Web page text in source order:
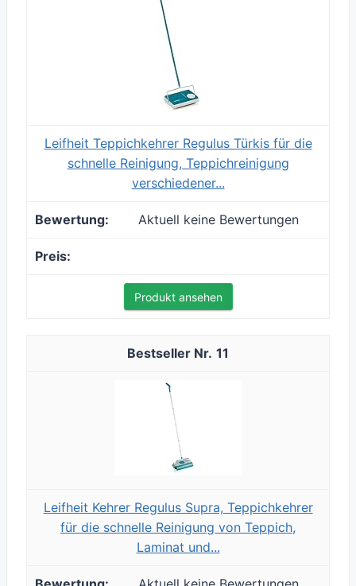
Leifheit Teppichkehrer Regulus Türkis für die
schnelle Reinigung, Teppichreinigung
verschiedener...
Aktuell keine Bewertungen
Produkt ansehen
11
Leifheit Kehrer Regulus Supra, Teppichkehrer
für die schnelle Reinigung von Teppich,
Laminat und...